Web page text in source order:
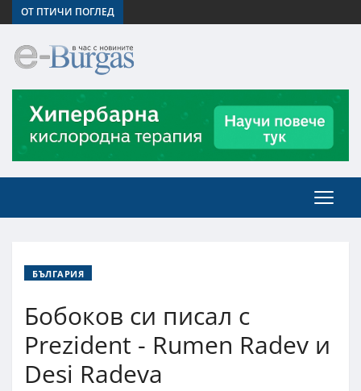
ОТ ПТИЧИ ПОГЛЕД
БЪЛГАРИЯ
Бобоков си писал с
Prezident - Rumen Radev и
Desi Radeva